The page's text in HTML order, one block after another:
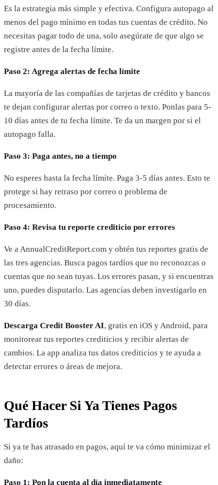
Es la estrategia más simple y efectiva. Configura autopago al
menos del pago mínimo en todas tus cuentas de crédito. No
necesitas pagar todo de una, solo asegúrate de que algo se
registre antes de la fecha límite.
Paso 2: Agrega alertas de fecha límite
La mayoría de las compañías de tarjetas de crédito y bancos
te dejan configurar alertas por correo o texto. Ponlas para 5-
10 días antes de tu fecha límite. Te da un margen por si el
autopago falla.
Paso 3: Paga antes, no a tiempo
No esperes hasta la fecha límite. Paga 3-5 días antes. Esto te
protege si hay retraso por correo o problema de
procesamiento.
Paso 4: Revisa tu reporte crediticio por errores
Ve a AnnualCreditReport.com y obtén tus reportes gratis de
las tres agencias. Busca pagos tardíos que no reconozcas o
cuentas que no sean tuyas. Los errores pasan, y si encuentras
uno, puedes disputarlo. Las agencias deben investigarlo en
30 días.
Descarga Credit Booster AI, gratis en iOS y Android, para
monitorear tus reportes crediticios y recibir alertas de
cambios. La app analiza tus datos crediticios y te ayuda a
detectar errores o áreas de mejora.
Qué Hacer Si Ya Tienes Pagos
Tardíos
Si ya te has atrasado en pagos, aquí te va cómo minimizar el
daño:
Paso 1: Pon la cuenta al día inmediatamente